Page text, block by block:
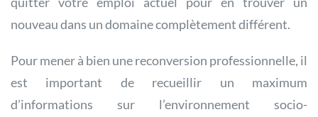
nouveau dans un domaine complètement différent.
Pour mener à bien une reconversion professionnelle, il
est important de recueillir un maximum
d’informations sur l’environnement socio-